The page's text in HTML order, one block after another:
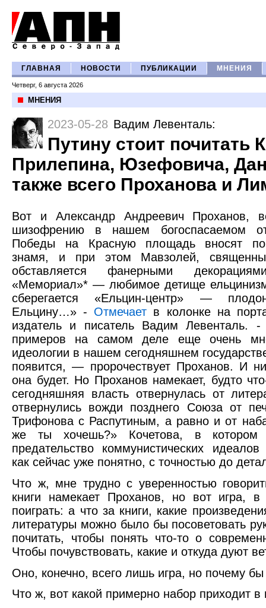
ГЛАВНАЯ НОВОСТИ ПУБЛИКАЦИИ МНЕНИЯ
Четверг, 6 августа 2026
МНЕНИЯ
2023-05-28 Вадим Левенталь:
Путину стоит почитать
Прилепина, Юзефовича,
также всего Проханова и
Вот и Александр Андреевич Проханов,
шизофрению в нашем богоспасаемом
Победы на Красную площадь вносят
знамя, и при этом Мавзолей,
обставляется фанерными
«Мемориал»* — любимое детище
сберегается «Ельцин-центр» —
Ельцину…» - Отмечает в колонке на
издатель и писатель Вадим
примеров на самом деле еще очень
идеологии в нашем сегодняшнем
появится, — пророчествует Проханов. И
она будет. Но Проханов намекает, будто
сегодняшняя власть отвернулась от
отвернулись вожди позднего Союза от
Трифонова с Распутиным, а равно и от
же ты хочешь?» Кочетова, в котором
предательство коммунистических
как сейчас уже понятно, с точностью до
Что ж, мне трудно с уверенностью
книги намекает Проханов, но вот игра, в
поиграть: а что за книги, какие
литературы можно было бы посоветовать
почитать, чтобы понять что-то о
Чтобы почувствовать, какие и откуда дуют
Оно, конечно, всего лишь игра, но почему бы
Что ж, вот какой примерно набор приходит в